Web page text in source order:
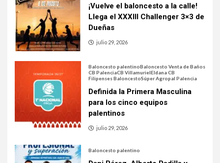
¡Vuelve el baloncesto a la calle!
Llega el XXXIII Challenger 3×3 de
Dueñas
julio 29, 2026
Baloncesto palentinoBaloncesto Venta de Baños
CB PalenciaCB VillamurielEldana CB
Filipenses BaloncestoSúper Agropal Palencia
Definida la Primera Masculina
para los cinco equipos
palentinos
julio 29, 2026
Baloncesto palentino